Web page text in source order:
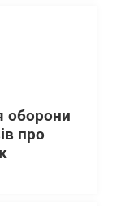
оборони
про